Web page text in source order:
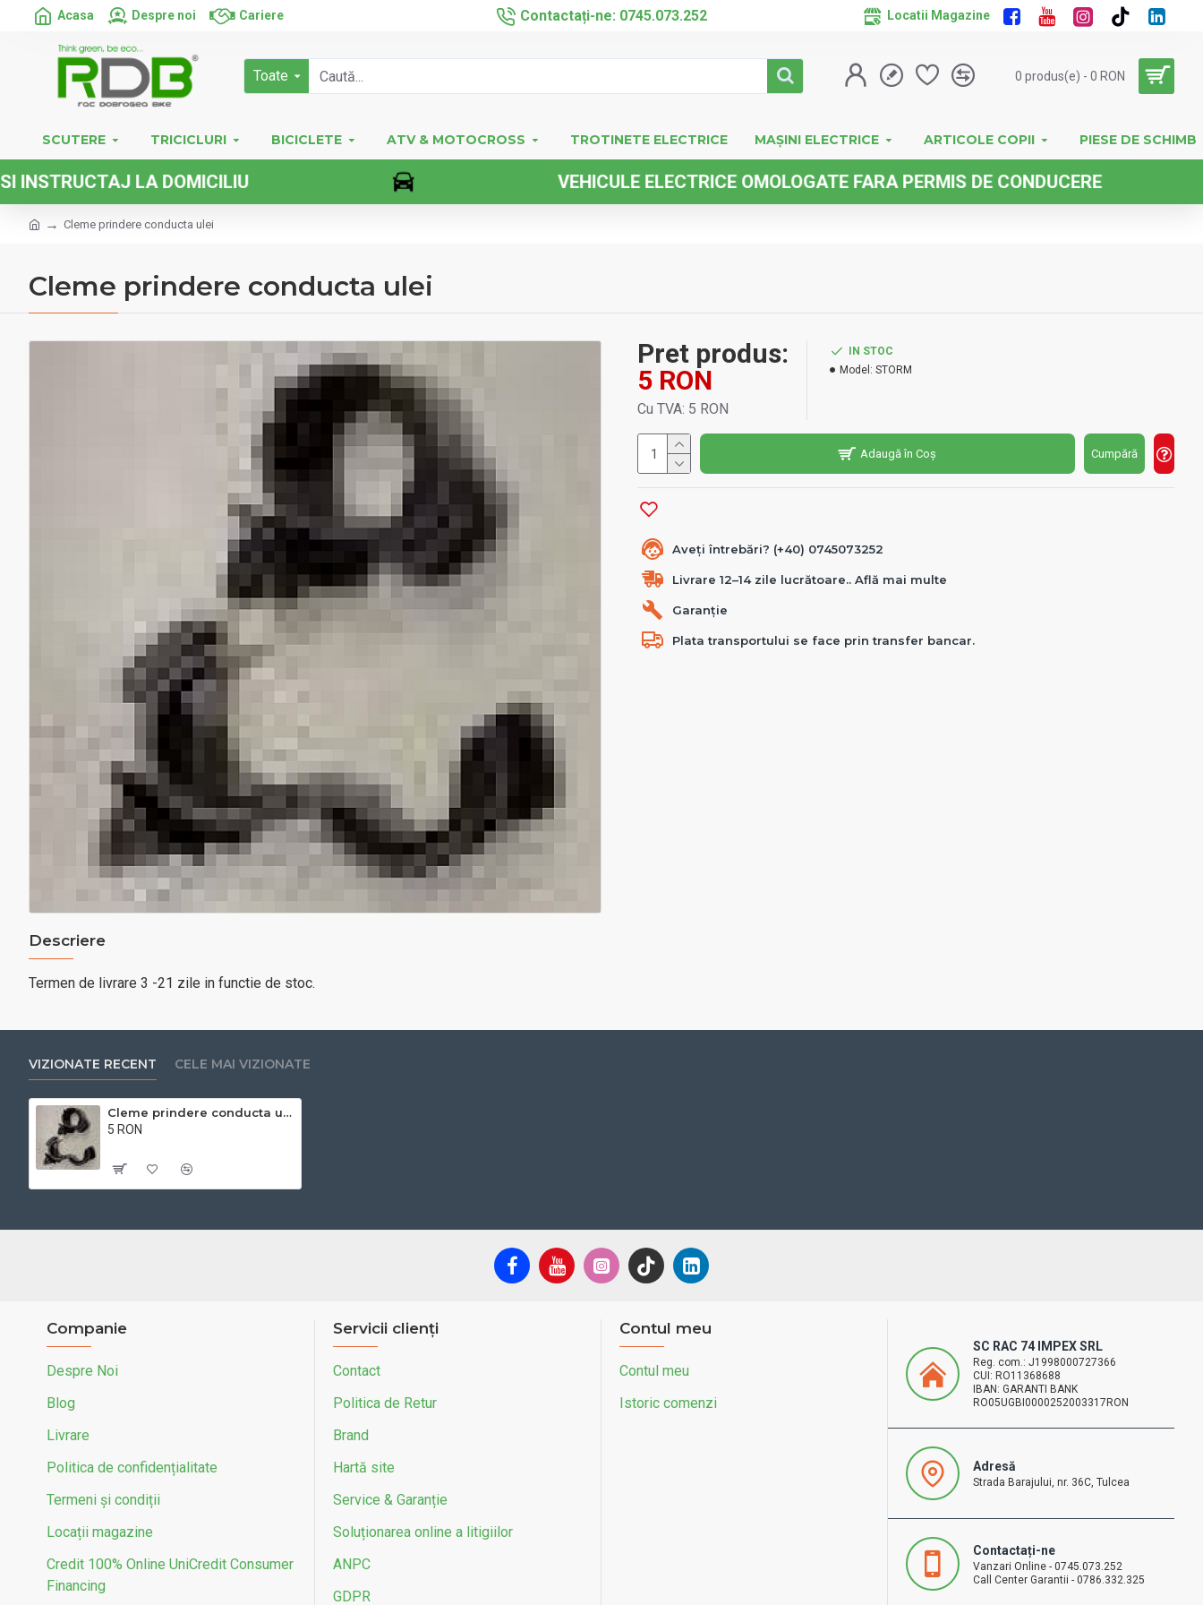
Acasa Despre noi Cariere Contactați-ne: 0745.073.252 Locatii Magazine
Toate 0 produs(e) - 0 RON
SCUTERE TRICICLURI BICICLETE ATV & MOTOCROSS TROTINETE ELECTRICE MAȘINI ELECTRICE ARTICOLE COPII PIESE DE SCHIMB
LA DOMICILIU VEHICULE ELECTRICE OMOLOGATE FARA PERMIS DE CONDUCERE
Cleme prindere conducta ulei
Cleme prindere conducta ulei
Descriere
Termen de livrare 3 -21 zile in functie de stoc.
Pret produs:
5 RON
Cu TVA: 5 RON
IN STOC
Model: STORM
Adaugă în Coș Cumpără
Aveți întrebări? (+40) 0745073252
Livrare 12–14 zile lucrătoare.. Află mai multe
Garanție
Plata transportului se face prin transfer bancar.
VIZIONATE RECENT CELE MAI VIZIONATE
Cleme prindere conducta ulei
5 RON
Companie
Despre Noi
Blog
Livrare
Politica de confidențialitate
Termeni și condiții
Locații magazine
Credit 100% Online UniCredit Consumer
Financing
Servicii clienți
Contact
Politica de Retur
Brand
Hartă site
Service & Garanție
Soluționarea online a litigiilor
ANPC
GDPR
Contul meu
Contul meu
Istoric comenzi
SC RAC 74 IMPEX SRL
Reg. com.: J1998000727366
CUI: RO11368688
IBAN: GARANTI BANK
RO05UGBI0000252003317RON
Adresă
Strada Barajului, nr. 36C, Tulcea
Contactați-ne
Vanzari Online - 0745.073.252
Call Center Garantii - 0786.332.325